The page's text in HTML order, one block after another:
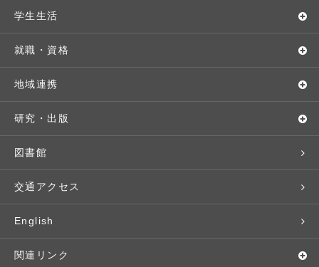
教育理念・方針・取り組み
キャンパス・施設設備
交通アクセス
基本情報・情報公開
広報・公聴
オープンキャンパス
Webオープンキャンパス
個別相談（来学・オンライン）
特待生（入学者向け）
パンフレット・資料請求
入学予定者の皆さま
学部・学科
地域実践
留学プログラム
語学プログラム
教職課程
教員紹介
学修支援の体制
学生生活
キャンパスライフ
年間スケジュール
クラブ・サークル
大学周辺マップ
学生寮
学生支援制度
奨学金・特待生（在学生向け）
就職・資格
就職・進路サポート
資格取得
公務員試験対策
就職実績
社会で活躍する卒業生
地域連携
地域との連携
生涯学習
科目等履修生
社会人・シニア入学
施設・設備の貸し出し
研究・出版
研究者・研究分野
人文社会科学研究所
情報メディア研究所
研究論文
図書館
交通アクセス
English
関連リンク